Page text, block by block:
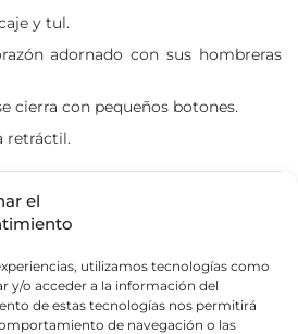
el
utilizamos tecnologías como
y/o acceder a la información del
de estas tecnologías nos permitirá
de navegación o las
2027
2027
SELECCIÓN
dans votre sélection
y tul.
adornado con sus hombreras
cierra con pequeños botones.
retráctil.
proponerle modificaciones en
a un presupuesto) durante su
es mi talla?